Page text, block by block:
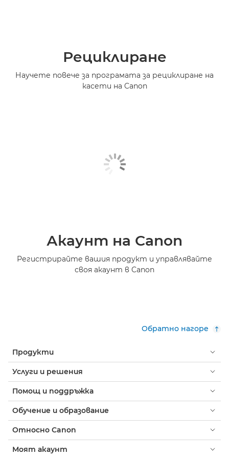
Рециклиране
Научете повече за програмата за рециклиране на
касети на Canon
Акаунт на Canon
Регистрирайте вашия продукт и управлявайте
своя акаунт в Canon
Обратно нагоре
Продукти
Услуги и решения
Помощ и поддръжка
Обучение и образование
Относно Canon
Моят акаунт